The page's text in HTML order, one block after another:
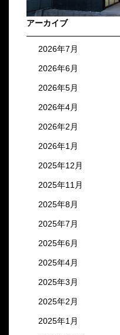
アーカイブ
2026年7月
2026年6月
2026年5月
2026年4月
2026年2月
2026年1月
2025年12月
2025年11月
2025年8月
2025年7月
2025年6月
2025年4月
2025年3月
2025年2月
2025年1月